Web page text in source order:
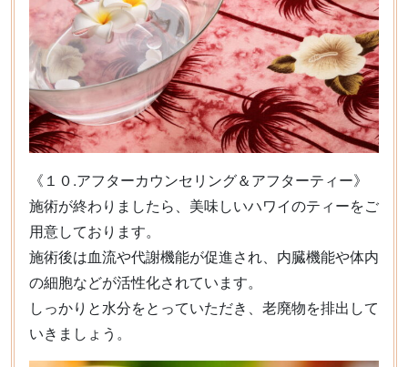
《１０.アフターカウンセリング＆アフターティー》
施術が終わりましたら、美味しいハワイのティーをご
用意しております。
施術後は血流や代謝機能が促進され、内臓機能や体内
の細胞などが活性化されています。
しっかりと水分をとっていただき、老廃物を排出して
いきましょう。